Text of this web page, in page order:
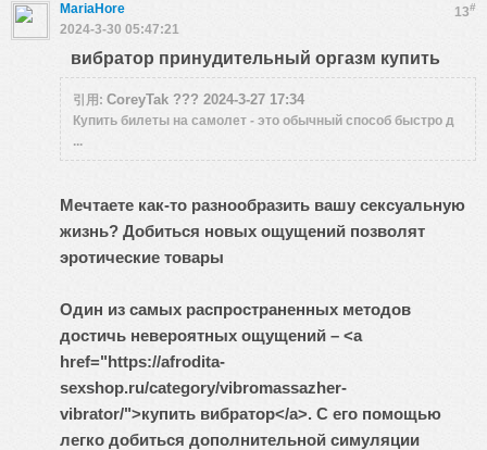
13#
MariaHore
2024-3-30 05:47:21
вибратор принудительный оргазм купить
引用: CoreyTak ??? 2024-3-27 17:34
Купить билеты на самолет - это обычный способ быстро д
...
Мечтаете как-то разнообразить вашу сексуальную
жизнь? Добиться новых ощущений позволят
эротические товары
Один из самых распространенных методов
достичь невероятных ощущений – <a
href="https://afrodita-
sexshop.ru/category/vibromassazher-
vibrator/">купить вибратор</a>. С его помощью
легко добиться дополнительной симуляции